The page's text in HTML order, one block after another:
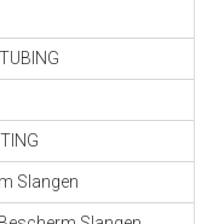
Slangen